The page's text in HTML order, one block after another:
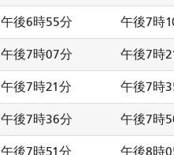
午後6時55分 午後7時
午後7時07分 午後7時
午後7時21分 午後7時
午後7時36分 午後7時
午後7時51分 午後8時